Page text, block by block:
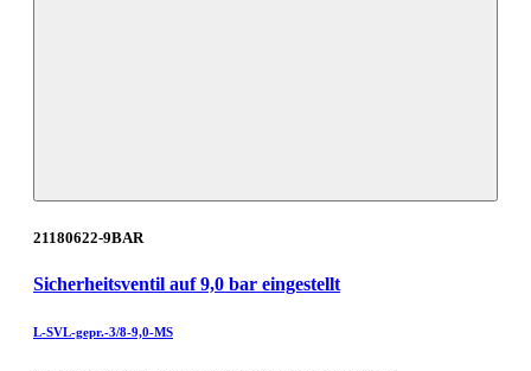
21180622-9BAR
Sicherheitsventil auf 9,0 bar eingestellt
L-SVL-gepr.-3/8-9,0-MS